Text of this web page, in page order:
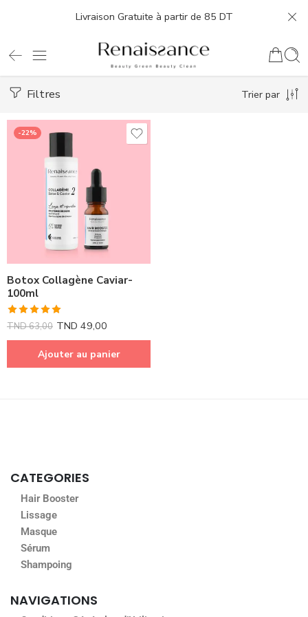
Livraison Gratuite à partir de 85 DT
Filtres Trier par
-22%
Botox Collagène Caviar-
100ml
Note5.00
sur 5
TND63,00 TND 49,00
Ajouter au panier
CATEGORIES
Hair Booster
Lissage
Masque
Sérum
Shampoing
NAVIGATIONS